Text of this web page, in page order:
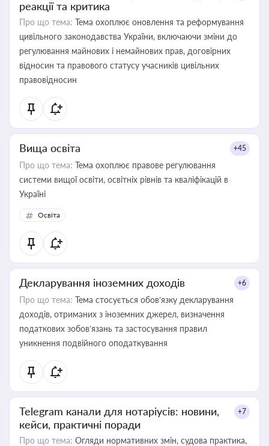
реакції та критика
Про що тема: Тема охоплює оновлення та реформування
цивільного законодавства України, включаючи зміни до
регулювання майнових і немайнових прав, договірних
відносин та правового статусу учасників цивільних
правовідносин
Вища освіта +45
Про що тема: Тема охоплює правове регулювання
системи вищої освіти, освітніх рівнів та кваліфікацій в
Україні
Освіта
Декларування іноземних доходів +6
Про що тема: Тема стосується обов’язку декларування
доходів, отриманих з іноземних джерел, визначення
податкових зобов’язань та застосування правил
уникнення подвійного оподаткування
Telegram канали для нотаріусів: новини,
кейси, практичні поради
+7
Про що тема: Огляди нормативних змін, судова практика,